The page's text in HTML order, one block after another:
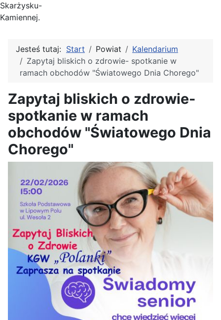
Jesteś tutaj: Start Powiat
Kalendarium
Zapytaj bliskich o zdrowie- spotkanie w
ramach obchodów "Światowego Dnia Chorego"
Zapytaj bliskich o zdrowie-
spotkanie w ramach
obchodów "Światowego Dnia
Chorego"
Skarżysku-
Kamiennej.